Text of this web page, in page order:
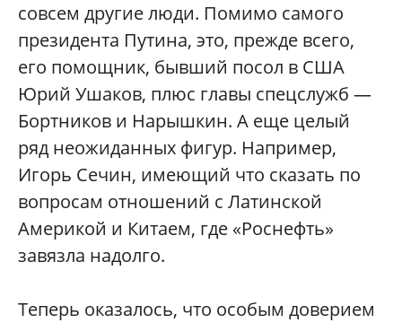
совсем другие люди. Помимо самого
президента Путина, это, прежде всего,
его помощник, бывший посол в США
Юрий Ушаков, плюс главы спецслужб —
Бортников и Нарышкин. А еще целый
ряд неожиданных фигур. Например,
Игорь Сечин, имеющий что сказать по
вопросам отношений с Латинской
Америкой и Китаем, где «Роснефть»
завязла надолго.
Теперь оказалось, что особым доверием